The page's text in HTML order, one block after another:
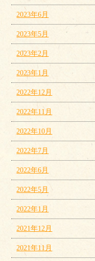
2023年6月
2023年5月
2023年2月
2023年1月
2022年12月
2022年11月
2022年10月
2022年7月
2022年6月
2022年5月
2022年1月
2021年12月
2021年11月